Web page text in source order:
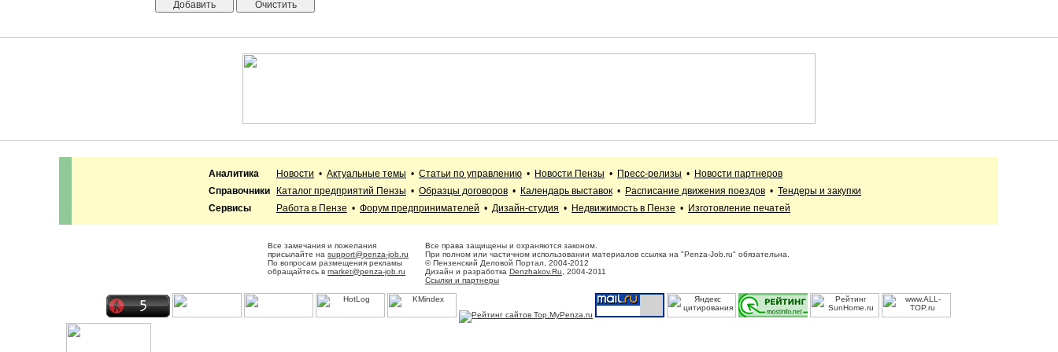
Аналитика Новости • Актуальные темы • Статьи по управлению • Новости Пензы • Пресс-релизы • Новости партнеров
Справочники
Каталог предприятий Пензы • Образцы договоров • Календарь выставок • Расписание движения поездов • Тендеры и закупки
Сервисы
Работа в Пензе • Форум предпринимателей • Дизайн-студия • Недвижимость в Пензе • Изготовление печатей
Все замечания и пожелания
присылайте на support@penza-job.ru
По вопросам размещения рекламы
обращайтесь в market@penza-job.ru
Все права защищены и охраняются законом.
При полном или частичном использовании материалов ссылка на "Penza-Job.ru" обязательна.
© Пензенский Деловой Портал, 2004-2012
Дизайн и разработка Denzhakov.Ru , 2004-2011
Ссылки и партнеры